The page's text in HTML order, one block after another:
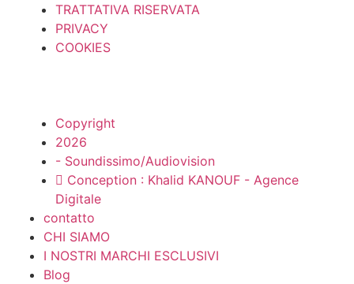
TRATTATIVA RISERVATA
PRIVACY
COOKIES
Copyright
2026
- Soundissimo/Audiovision
Conception : Khalid KANOUF - Agence
Digitale
contatto
CHI SIAMO
I NOSTRI MARCHI ESCLUSIVI
Blog